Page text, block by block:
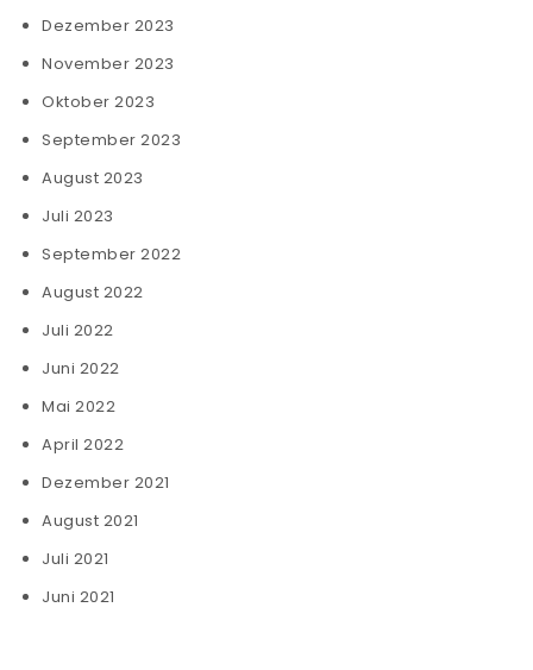
Dezember 2023
November 2023
Oktober 2023
September 2023
August 2023
Juli 2023
September 2022
August 2022
Juli 2022
Juni 2022
Mai 2022
April 2022
Dezember 2021
August 2021
Juli 2021
Juni 2021